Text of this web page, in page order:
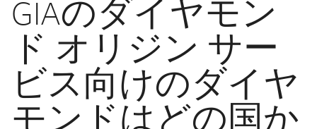
GIAのダイヤモン
ド オリジン サー
ビス向けのダイヤ
モンドはどの国か